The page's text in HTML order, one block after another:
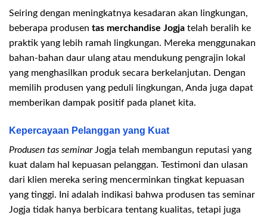
Seiring dengan meningkatnya kesadaran akan lingkungan,
beberapa produsen tas merchandise Jogja telah beralih ke
praktik yang lebih ramah lingkungan. Mereka menggunakan
bahan-bahan daur ulang atau mendukung pengrajin lokal
yang menghasilkan produk secara berkelanjutan. Dengan
memilih produsen yang peduli lingkungan, Anda juga dapat
memberikan dampak positif pada planet kita.
Kepercayaan Pelanggan yang Kuat
Produsen tas seminarJogja telah membangun reputasi yang
kuat dalam hal kepuasan pelanggan. Testimoni dan ulasan
dari klien mereka sering mencerminkan tingkat kepuasan
yang tinggi. Ini adalah indikasi bahwa produsen tas seminar
Jogja tidak hanya berbicara tentang kualitas, tetapi juga